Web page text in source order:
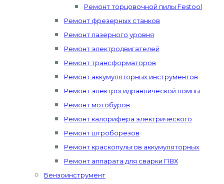
Ремонт торцовочной пилы Festool
Ремонт фрезерных станков
Ремонт лазерного уровня
Ремонт электродвигателей
Ремонт трансформаторов
Ремонт аккумуляторных инструментов
Ремонт электрогидравлической помпы
Ремонт мотобуров
Ремонт калорифера электрического
Ремонт штроборезов
Ремонт краскопультов аккумуляторных
Ремонт аппарата для сварки ПВХ
Бензоинструмент